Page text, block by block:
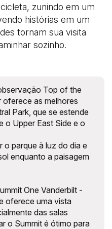
zunindo em um
histórias em um
tornam sua visita
sozinho.
Top of the
as melhores
Park, que se estende
o Upper East Side e o
o parque à luz do dia e
enquanto a paisagem
One Vanderbilt -
oferece uma vista
das salas
o Summit é ótimo para